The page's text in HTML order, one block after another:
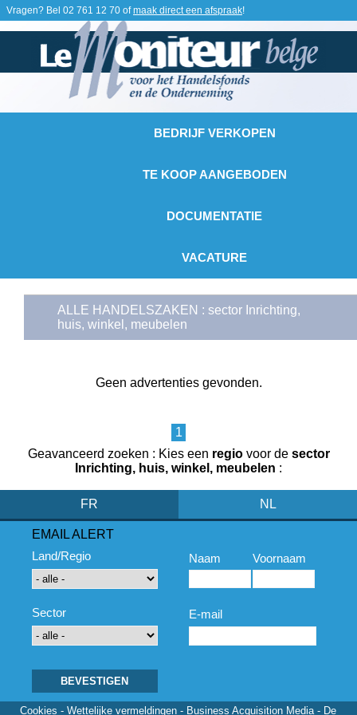
Vragen? Bel 02 761 12 70 ofmaak direct een afspraak!
BEDRIJF VERKOPEN
TE KOOP AANGEBODEN
DOCUMENTATIE
VACATURE
ALLE HANDELSZAKEN : sector Inrichting,
huis, winkel, meubelen
Geen advertenties gevonden.
1
Geavanceerd zoeken : Kies een regiovoor de sector
Inrichting, huis, winkel, meubelen :
FR NL
EMAIL ALERT
Land/Regio
Sector
Naam Voornaam
E-mail
Cookies -Wettelijke vermeldingen - Business Acquisition Media - De